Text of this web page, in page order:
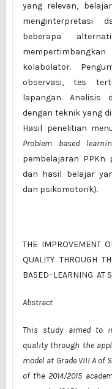
yang relevan,
menginterpretasi
beberapa
kolabolator.
observasi, tes
lapangan. Analisis
dengan teknik yang
Hasil penelitian
Problem based
pembelajaran PPKn
dan hasil belajar
dan psikomotorik).
THE IMPROVEMENT
QUALITY THROUGH
BASED–LEARNING AT
Abstract
This study aimed to
quality through the
model at Grade VIII A of
of the 2014/2015